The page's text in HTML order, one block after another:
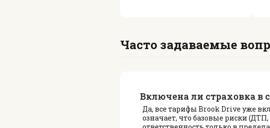
Часто задаваемые
Включена ли страховка в
Да, все тарифы Brook Drive уже
означает, что базовые риски